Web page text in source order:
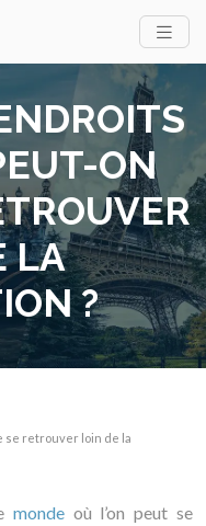
ON
LA
?
se retrouver loin de la
monde où l’on peut se